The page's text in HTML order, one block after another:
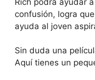
confusión, logra
ayuda al joven
Sin duda una
Aquí tienes un